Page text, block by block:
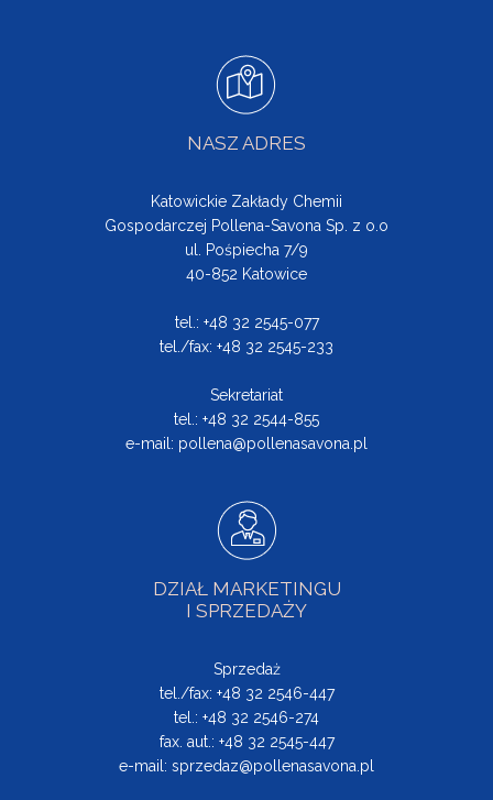
NASZ ADRES
Katowickie Zakłady Chemii
Gospodarczej Pollena-Savona Sp. z o.o
ul. Pośpiecha 7/9
40-852 Katowice
tel.: +48 32 2545-077
tel./fax: +48 32 2545-233
Sekretariat
tel.: +48 32 2544-855
e-mail: pollena@pollenasavona.pl
DZIAŁ MARKETINGU
I SPRZEDAŻY
Sprzedaż
tel./fax: +48 32 2546-447
tel.: +48 32 2546-274
fax. aut.: +48 32 2545-447
e-mail: sprzedaz@pollenasavona.pl